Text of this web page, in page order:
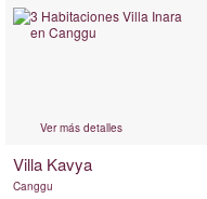
Ver más detalles
Villa Kavya
Canggu